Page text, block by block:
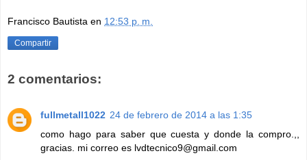
Francisco Bautista en 12:53 p. m.
Compartir
2 comentarios:
fullmetall1022 24 de febrero de 2014 a las 1:35
como hago para saber que cuesta y donde la compro.,,
gracias. mi correo es lvdtecnico9@gmail.com